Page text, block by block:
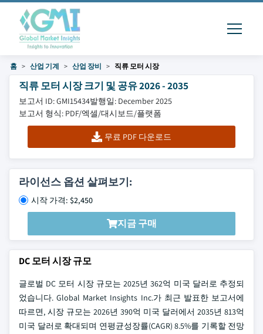
홈 산업 기계 산업 장비 직류 모터 시장
직류 모터 시장 크기 및 공유 2026 - 2035
보고서 ID: GMI15434발행일: December 2025
보고서 형식: PDF/엑셀/대시보드/플랫폼
무료 PDF 다운로드
라이선스 옵션 살펴보기:
시작 가격: $2,450
지금 구매
DC 모터 시장 규모
글로벌 DC 모터 시장 규모는 2025년 362억 미국 달러로 추정되
었습니다. Global Market Insights Inc.가 최근 발표한 보고서에
따르면, 시장 규모는 2026년 390억 미국 달러에서 2035년 813억
미국 달러로 확대되며 연평균성장률(CAGR) 8.5%를 기록할 전망